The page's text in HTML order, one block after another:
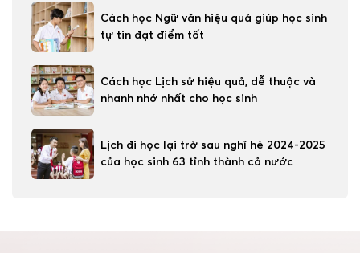
Cách học Ngữ văn hiệu quả giúp học sinh
tự tin đạt điểm tốt
Cách học Lịch sử hiệu quả, dễ thuộc và
nhanh nhớ nhất cho học sinh
Lịch đi học lại trở sau nghỉ hè 2024-2025
của học sinh 63 tỉnh thành cả nước